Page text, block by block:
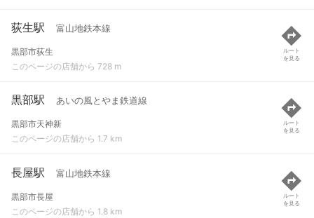
荻生駅 富山地鉄本線
黒部市荻生
このページの店舗から 728 m
ルート
を見る
黒部駅 あいの風とやま鉄道線
黒部市天神新
このページの店舗から 1.7 km
ルート
を見る
長屋駅 富山地鉄本線
黒部市長屋
このページの店舗から 1.8 km
ルート
を見る